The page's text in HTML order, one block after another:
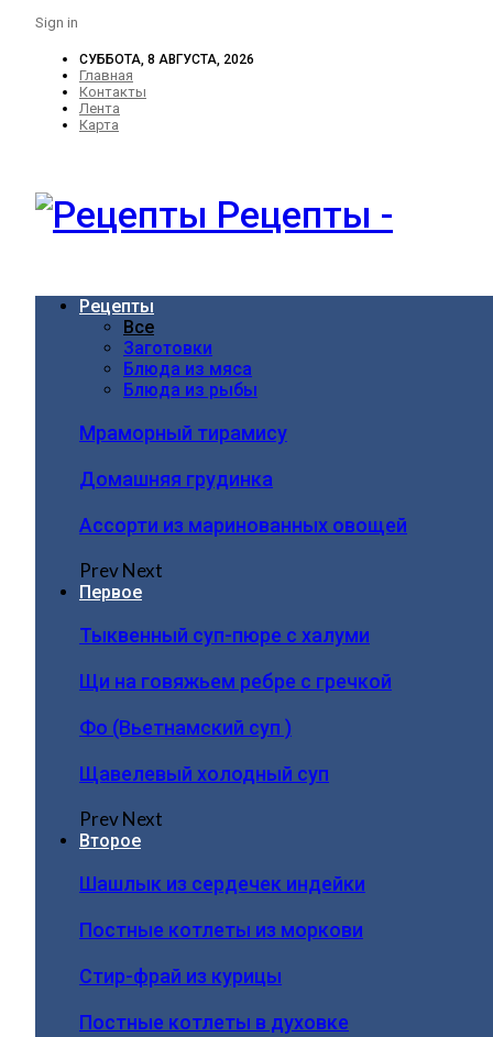
Sign in
СУББОТА, 8 АВГУСТА, 2026
Главная
Контакты
Лента
Карта
Рецепты -
Рецепты
Все
Заготовки
Блюда из мяса
Блюда из рыбы
Мраморный тирамису
Домашняя грудинка
Ассорти из маринованных овощей
PrevNext
Первое
Тыквенный суп-пюре с халуми
Щи на говяжьем ребре с гречкой
Фо (Вьетнамский суп )
Щавелевый холодный суп
PrevNext
Второе
Шашлык из сердечек индейки
Постные котлеты из моркови
Стир-фрай из курицы
Постные котлеты в духовке